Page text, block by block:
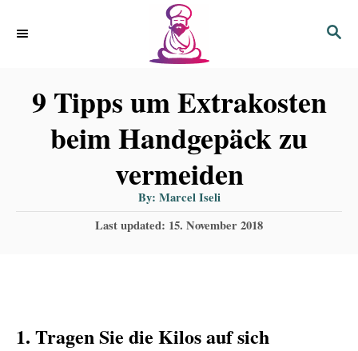
S
C
9 Tipps um Extrakosten
beim Handgepäck zu
vermeiden
By: A
u
t
h
Marcel Iseli
P
Last updated: 15. November 2018
1. Tragen Sie die Kilos auf sich